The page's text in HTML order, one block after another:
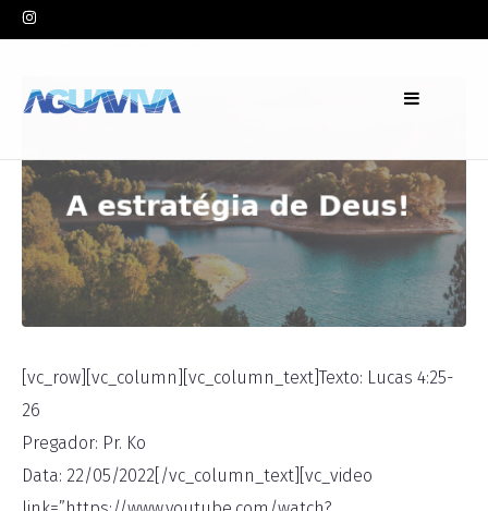
InPr. Ko Leave a comment
[vc_row][vc_column][vc_column_text]Texto: Lucas 4:25-
26
Pregador: Pr. Ko
Data: 22/05/2022[/vc_column_text][vc_video